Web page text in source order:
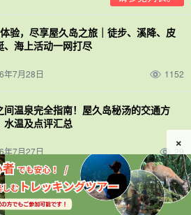
验，尽享屋久岛之旅｜徒步、溪降、皮
、海上活动一网打尽
年7月28日 1152
间温泉完全指南！屋久岛秘汤的交通方
水温及点评汇总
年7月27日 29
久岛放松身心！适合一日往返的人气桑拿
泉景点大全
×